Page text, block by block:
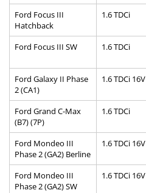
Ford Focus III
Hatchback
1.6 TDCi
Ford Focus III SW
1.6 TDCi
Ford Galaxy II Phase
2 (CA1)
1.6 TDCi 16V
Ford Grand C-Max
(B7) (7P)
1.6 TDCi
Ford Mondeo III
Phase 2 (GA2) Berline
1.6 TDCi 16V
Ford Mondeo III
Phase 2 (GA2) SW
1.6 TDCi 16V